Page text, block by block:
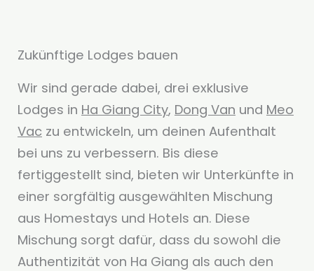
Zukünftige Lodges bauen
Wir sind gerade dabei, drei exklusive
Lodges in Ha Giang City, Dong Van und Meo
Vac zu entwickeln, um deinen Aufenthalt
bei uns zu verbessern. Bis diese
fertiggestellt sind, bieten wir Unterkünfte in
einer sorgfältig ausgewählten Mischung
aus Homestays und Hotels an. Diese
Mischung sorgt dafür, dass du sowohl die
Authentizität von Ha Giang als auch den